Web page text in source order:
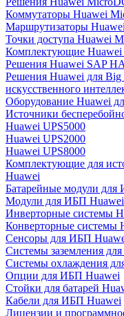
Коммутаторы Huawei
Маршрутизаторы
Точки доступа Huawei
Комплектующие
Решения Huawei SAP
Решения Huawei для
искусственного
Оборудование Huawei
Источники
Huawei UPS5000
Huawei UPS2000
Huawei UPS8000
Комплектующие для
Huawei
Батарейные модули
Модули для ИБП Huawei
Инверторные системы
Конверторные системы
Сенсоры для ИБП
Системы заземления
Системы охлаждения
Опции для ИБП Huawei
Стойки для батарей
Кабели для ИБП Huawei
Лицензии и